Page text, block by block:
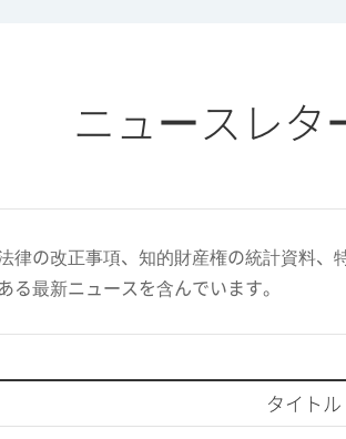
ニュースレタ
律の改正事項、知的財産権の統計資料
最新ニュースを含んでいます。
タイトル